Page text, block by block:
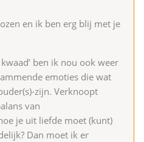
en ik ben erg blij met je
ben ik nou ook weer
emoties die wat
zijn. Verknoopt
van
je uit liefde moet (kunt)
Dan moet ik er